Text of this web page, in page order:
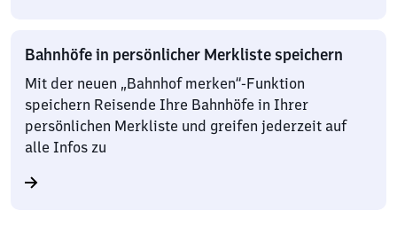
Bahnhöfe in persönlicher Merkliste speichern
Mit der neuen „Bahnhof merken“-Funktion
speichern Reisende Ihre Bahnhöfe in Ihrer
persönlichen Merkliste und greifen jederzeit auf
alle Infos zu